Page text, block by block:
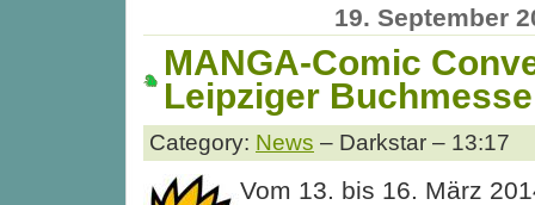
19. September
MANGA-Comic
Leipziger
Category: News – Darkstar – 13:17
Vom 13. bis 16. März